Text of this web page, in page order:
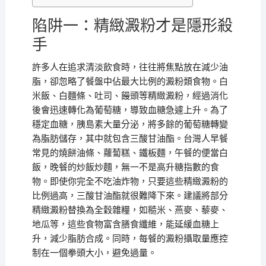
陷阱一：精緻澱粉才是隱形殺
手
許多人在追求清淡飲食時，往往將焦點放在減少油
脂，卻忽略了餐盤中佔最大比例的澱粉類食物。白
米飯、白麵條、吐司、饅頭等精緻澱粉，經過消化
後會迅速轉化為葡萄糖，導致血糖急遽上升。為了
穩定血糖，胰島素大量分泌，將多餘的葡萄糖轉變
為脂肪儲存，其中就包含三酸甘油酯。台灣人早餐
常見的燒餅油條、蘿蔔糕、鐵板麵，午餐的便當白
飯，晚餐的炒飯炒麵，無一不是高升糖指數的食
物。即使你完全不吃油炸物，只要這些精緻澱粉的
比例過高，三酸甘油酯就很難降下來。建議將部分
精緻澱粉替換為全穀雜糧，如糙米、燕麥、藜麥、
地瓜等，這些食物富含膳食纖維，能延緩血糖上
升，減少脂肪合成。同時，每餐的澱粉攝取量應控
制在一個拳頭大小，避免過量。